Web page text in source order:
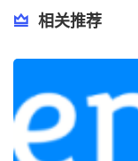
相关推荐